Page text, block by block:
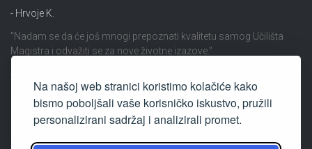
Na našoj web stranici koristimo kolačiće kako
bismo poboljšali vaše korisničko iskustvo, pružili
personalizirani sadržaj i analizirali promet.
- Hrvoje K.
"Nadam se da će još mnogi prepoznati kvalitetu samog Učilišta
Magistra i odvažiti se za nove životne izazove."
- Marina
Kontakt